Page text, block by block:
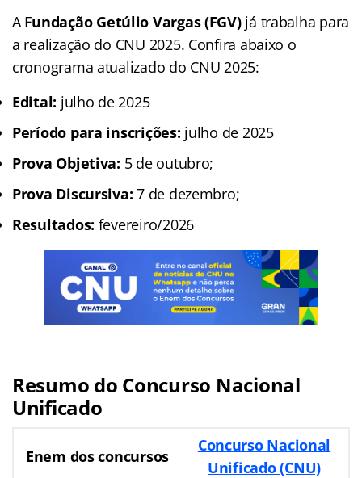
A Fundação Getúlio Vargas (FGV) já trabalha para
a realização do CNU 2025. Confira abaixo o
cronograma atualizado do CNU 2025:
Edital: julho de 2025
Período para inscrições: julho de 2025
Prova Objetiva: 5 de outubro;
Prova Discursiva: 7 de dezembro;
Resultados: fevereiro/2026
Resumo do Concurso Nacional
Unificado
Enem dos concursos
Concurso Nacional
Unificado (CNU)